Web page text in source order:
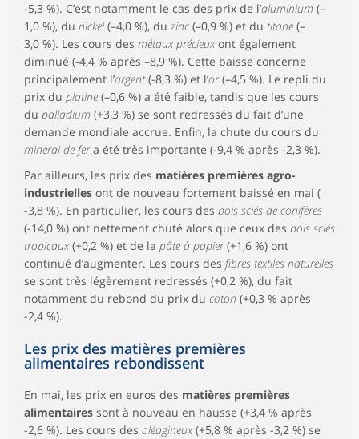
-5,3 %). C’est notamment le cas des prix de l’aluminium (–
1,0 %), du nickel(–4,0 %), du zinc (–0,9 %) et du titane (–
3,0 %). Les cours des métaux précieuxont également
diminué (-4,4 % après –8,9 %). Cette baisse concerne
principalement l’argent(-8,3 %) et l’or(–4,5 %). Le repli du
prix du platine (–0,6 %) a été faible, tandis que les cours
du palladium (+3,3 %) se sont redressés du fait d’une
demande mondiale accrue. Enfin, la chute du cours du
minerai de fera été très importante (-9,4 % après -2,3 %).
Par ailleurs, les prix des matières premières agro-
industrielles ont de nouveau fortement baissé en mai (
-3,8 %). En particulier, les cours des bois sciés de conifères
(-14,0 %) ont nettement chuté alors que ceux des bois sciés
tropicaux(+0,2 %) et de la pâte à papier(+1,6 %) ont
continué d’augmenter. Les cours des fibres textiles naturelles
se sont très légèrement redressés (+0,2 %), du fait
notamment du rebond du prix du coton (+0,3 % après
-2,4 %).
Les prix des matières premières
alimentaires rebondissent
En mai, les prix en euros des matières premières
alimentaires sont à nouveau en hausse (+3,4 % après
-2,6 %). Les cours des oléagineux(+5,8 % après -3,2 %) se